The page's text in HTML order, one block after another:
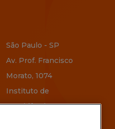
São Paulo - SP
Av. Prof. Francisco
Morato, 1074
Instituto de
Previdência